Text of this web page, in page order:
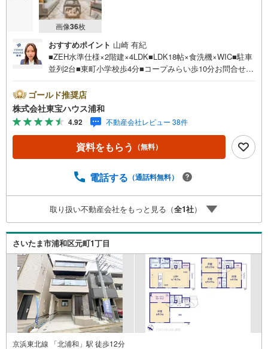
画像36枚
おすすめポイント 山崎 有紀
■ZEH水準仕様×2階建×4LDK■LDK18帖×食洗機×WIC■駐車
並列2台■東町小学校歩4分■コープみらい歩10分お問合せで
22:00（年中無休）こちらの時間帯はお電話でのお問い合わ
せがスムーズにご案内できますぜひお気軽にご連絡下さ
い！東宝ハウスライフソリューションズグループ 東宝ハ
ウス浦和 特別提携金利〔一例〕東宝ハウス浦和の住宅ロ
ーン■変動金利全期間引下げプラン⇒住宅ローン金利優遇割
の最大適用《0.89％》と某信用金庫金利1.275％の比較借入
年7月末実行分まで（審査・要件があります）◇TOHO HO
ートナーが直接ご対応ライフプランニング、かけつけサポ
ート、Club Offプレミアムなど多彩なサービスがございます
ゴールド推奨店
株式会社東宝ハウス浦和
4.92 不動産会社レビュー 38件
資料をもらう （無料）
電話する （通話料無料）
取り扱い不動産会社をもっと見る（全1社）
さいたま市浦和区元町1丁目
京浜東北線 「北浦和」駅 徒歩12分